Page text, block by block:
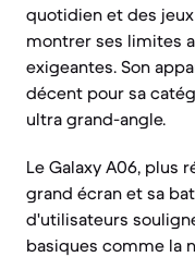
quotidien et des
montrer ses limites
exigeantes. Son
décent pour sa
ultra grand-angle.
Le Galaxy A06, plus
grand écran et sa
d'utilisateurs
basiques comme la